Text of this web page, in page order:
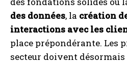
des données, la création
interactions avec les
place prépondérante. Les
secteur doivent